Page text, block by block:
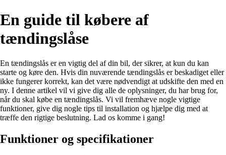
En guide til købere af
tændingslåse
En tændingslås er en vigtig del af din bil, der sikrer, at kun du kan
starte og køre den. Hvis din nuværende tændingslås er beskadiget eller
ikke fungerer korrekt, kan det være nødvendigt at udskifte den med en
ny. I denne artikel vil vi give dig alle de oplysninger, du har brug for,
når du skal købe en tændingslås. Vi vil fremhæve nogle vigtige
funktioner, give dig nogle tips til installation og hjælpe dig med at
træffe den rigtige beslutning. Lad os komme i gang!
Funktioner og specifikationer